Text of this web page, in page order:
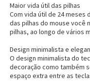
Maior vida útil das pilhas
Com vida útil de 24 meses
das pilhas do mouse você
pilhas, ao longo de vários
Design minimalista e
O design minimalista do
decoração como também
espaço extra entre as